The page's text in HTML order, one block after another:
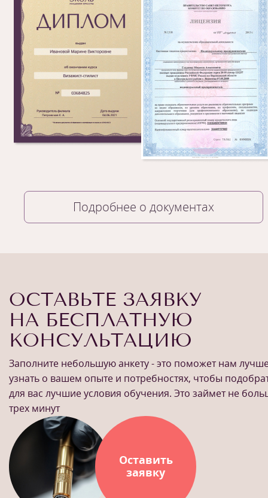
Подробнее о документах
ОСТАВЬТЕ ЗАЯВКУ
НА БЕСПЛАТНУЮ
КОНСУЛЬТАЦИЮ
Заполните небольшую анкету - это поможет нам
узнать о вашем опыте и потребностях, чтобы
для вас лучшие условия обучения. Это займет не
трех минут
Оставить
заявку